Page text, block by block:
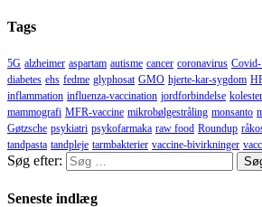
Tags
5G alzheimer aspartam autisme cancer coronavirus
diabetes ehs fedme glyphosat GMO hjerte-kar-sygdom
inflammation influenza-vaccination jordforbindelse
mammografi MFR-vaccine mikrobølgestråling monsanto
Gøtzsche psykiatri psykofarmaka raw food Roundup
tandpasta tandpleje tarmbakterier vaccine-bivirkninger
Søg efter:
Seneste indlæg